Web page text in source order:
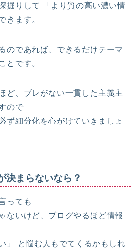
掘りして 「より質の高い濃い情
きます。
のであれば、できるだけテーマ
とです。
ど、ブレがない一貫した主義主
ので
ず細分化を心がけていきましょ
決まらないなら？
っても
ないけど、ブログやるほど情報
」 と悩む人もでてくるかもしれ